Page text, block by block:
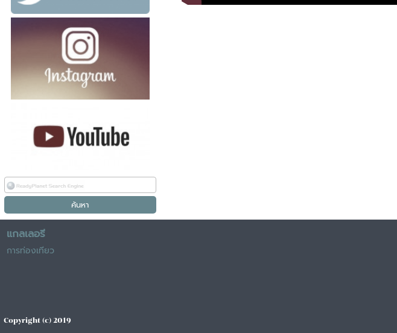
แกลเลอรี
การท่องเทียว
Copyright (c) 2019